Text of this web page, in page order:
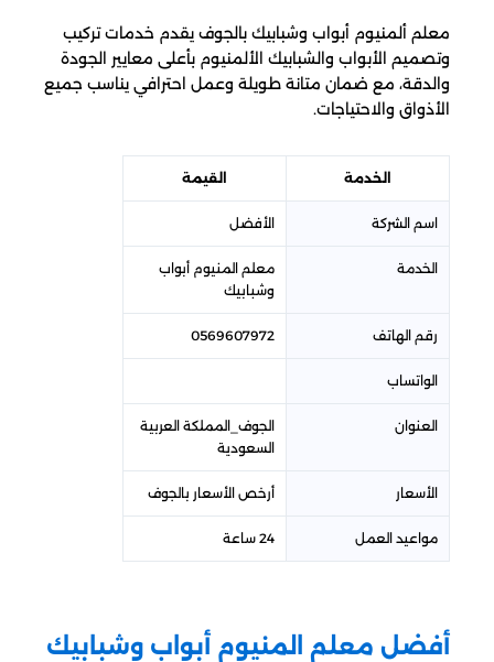
معلم ألمنيوم أبواب وشبابيك بالجوف يقدم خدمات تركيب
وتصميم الأبواب والشبابيك الألمنيوم بأعلى معايير الجودة
والدقة، مع ضمان متانة طويلة وعمل احترافي يناسب جميع
الأذواق والاحتياجات.
الخدمة القيمة
اسم الشركة الأفضل
الخدمة
معلم المنيوم أبواب
وشبابيك
رقم الهاتف 0569607972
الواتساب
العنوان
الجوف_المملكة العربية
السعودية
الأسعار أرخص الأسعار بالجوف
مواعيد العمل 24 ساعة
أفضل معلم المنيوم أبواب وشبابيك